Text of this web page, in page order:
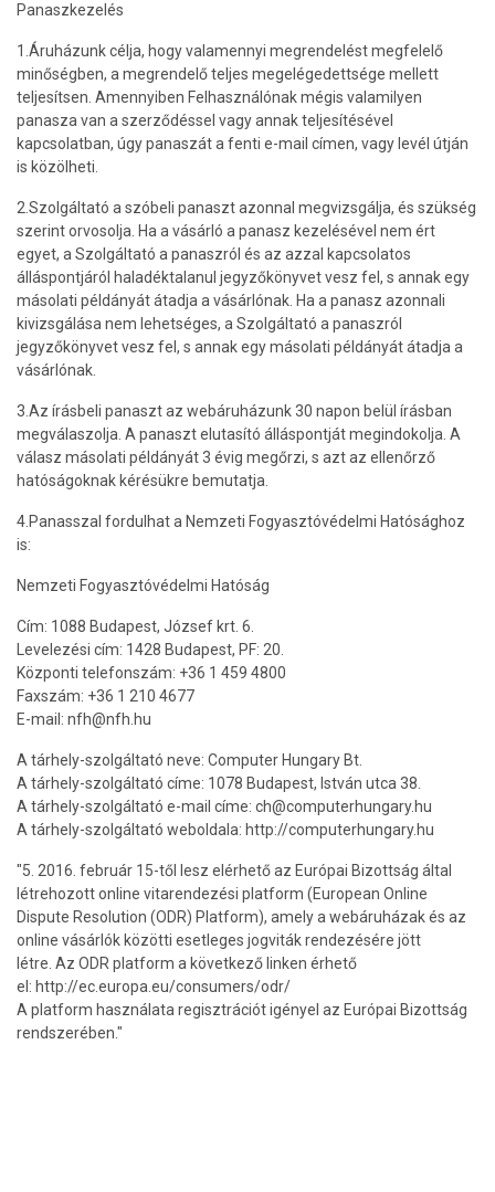
Panaszkezelés
1.Áruházunk célja, hogy valamennyi megrendelést megfelelő
minőségben, a megrendelő teljes megelégedettsége mellett
teljesítsen. Amennyiben Felhasználónak mégis valamilyen
panasza van a szerződéssel vagy annak teljesítésével
kapcsolatban, úgy panaszát a fenti e-mail címen, vagy levél útján
is közölheti.
2.Szolgáltató a szóbeli panaszt azonnal megvizsgálja, és szükség
szerint orvosolja. Ha a vásárló a panasz kezelésével nem ért
egyet, a Szolgáltató a panaszról és az azzal kapcsolatos
álláspontjáról haladéktalanul jegyzőkönyvet vesz fel, s annak egy
másolati példányát átadja a vásárlónak. Ha a panasz azonnali
kivizsgálása nem lehetséges, a Szolgáltató a panaszról
jegyzőkönyvet vesz fel, s annak egy másolati példányát átadja a
vásárlónak.
3.Az írásbeli panaszt az webáruházunk 30 napon belül írásban
megválaszolja. A panaszt elutasító álláspontját megindokolja. A
válasz másolati példányát 3 évig megőrzi, s azt az ellenőrző
hatóságoknak kérésükre bemutatja.
4.Panasszal fordulhat a Nemzeti Fogyasztóvédelmi Hatósághoz
is:
Nemzeti Fogyasztóvédelmi Hatóság
Cím: 1088 Budapest, József krt. 6.
Levelezési cím: 1428 Budapest, PF: 20.
Központi telefonszám: +36 1 459 4800
Faxszám: +36 1 210 4677
E-mail: nfh@nfh.hu
A tárhely-szolgáltató neve: Computer Hungary Bt.
A tárhely-szolgáltató címe: 1078 Budapest, István utca 38.
A tárhely-szolgáltató e-mail címe: ch@computerhungary.hu
A tárhely-szolgáltató weboldala: http://computerhungary.hu
"5. 2016. február 15-től lesz elérhető az Európai Bizottság által
létrehozott online vitarendezési platform (European Online
Dispute Resolution (ODR) Platform), amely a webáruházak és az
online vásárlók közötti esetleges jogviták rendezésére jött
létre. Az ODR platform a következő linken érhető
el: http://ec.europa.eu/consumers/odr/
A platform használata regisztrációt igényel az Európai Bizottság
rendszerében."